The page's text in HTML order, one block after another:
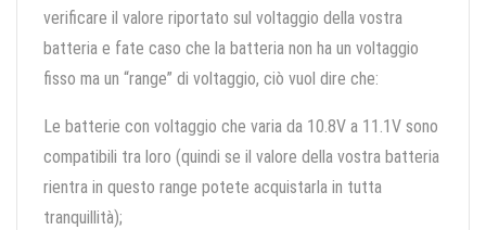
verificare il valore riportato sul voltaggio della vostra
batteria e fate caso che la batteria non ha un voltaggio
fisso ma un “range” di voltaggio, ciò vuol dire che:
Le batterie con voltaggio che varia da 10.8V a 11.1V sono
compatibili tra loro (quindi se il valore della vostra batteria
rientra in questo range potete acquistarla in tutta
tranquillità);